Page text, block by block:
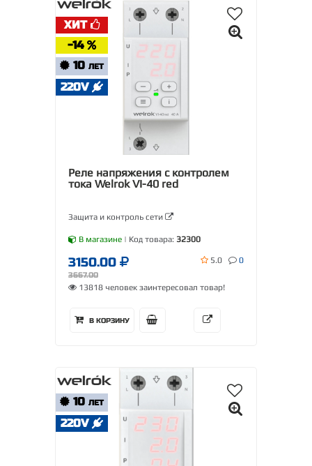
ХИТ
-14
10 ЛЕТ
220V
Реле напряжения с контролем
тока Welrok VI-40 red
Защита и контроль сети
В магазине | Код товара: 32300
3150.00
3667.00
5.0 0
13818 человек заинтересовал товар!
В КОРЗИНУ
10 ЛЕТ
220V